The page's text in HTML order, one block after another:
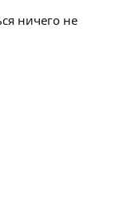
ничего не